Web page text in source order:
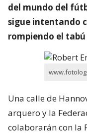
del mundo del
sigue intentando
rompiendo el
Una calle de
arquero y la
colaborarán con la